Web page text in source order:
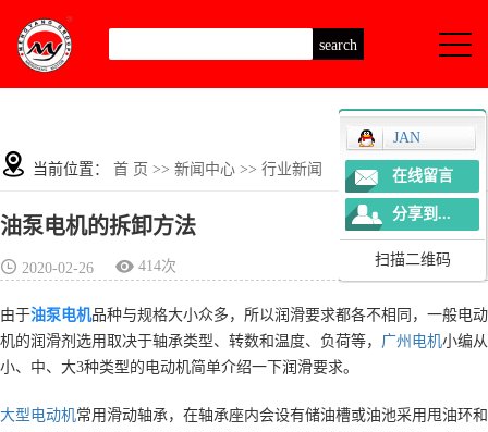
当前位置： 首 页 >> 新闻中心 >> 行业新闻
油泵电机的拆卸方法
2020-02-26 414次
由于油泵电机品种与规格大小众多，所以润滑要求都各不相同，一般电动
机的润滑剂选用取决于轴承类型、转数和温度、负荷等， 广州电机小编从
小、中、大3种类型的电动机简单介绍一下润滑要求。
大型电动机常用滑动轴承，在轴承座内会设有储油槽或油池采用甩油环和
JAN
在线留言
分享到...
扫描二维码